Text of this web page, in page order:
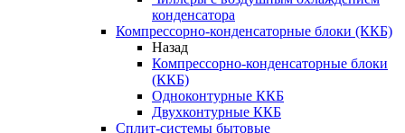
конденсатора
Компрессорно-конденсаторные блоки (ККБ)
Назад
Компрессорно-конденсаторные блоки
(ККБ)
Одноконтурные ККБ
Двухконтурные ККБ
Сплит-системы бытовые